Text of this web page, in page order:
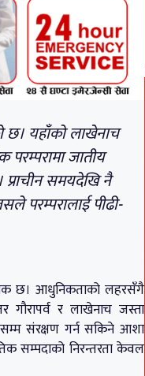
छ। यहाँको लाखेनाच
जातीय
समयदेखि नै
परम्परालाई पीढी-
छ। आधुनिकताको लहरसँगै
गौरापर्व र लाखेनाच जस्ता
संरक्षण गर्न सकिने आशा
सम्पदाको निरन्तरता केवल